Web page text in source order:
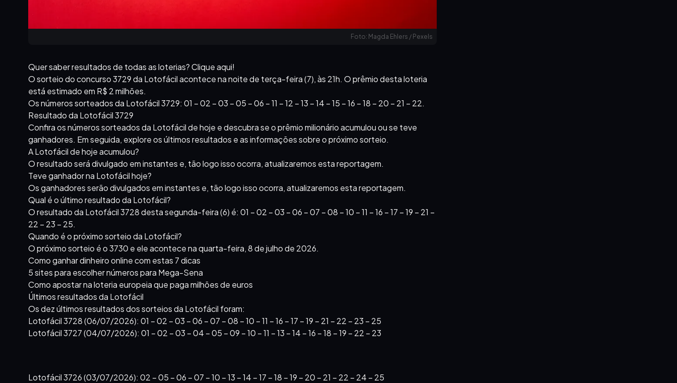
Foto: Magda Ehlers / Pexels
Quer saber resultados de todas as loterias? Clique aqui!
O sorteio do concurso 3729 da Lotofácil acontece na noite de terça-feira (7), às 21h. O prêmio desta loteria
está estimado em R$ 2 milhões.
Os números sorteados da Lotofácil 3729: 01 – 02 – 03 – 05 – 06 – 11 – 12 – 13 – 14 – 15 – 16 – 18 – 20 – 21 – 22.
Resultado da Lotofácil 3729
Confira os números sorteados da Lotofácil de hoje e descubra se o prêmio milionário acumulou ou se teve
ganhadores. Em seguida, explore os últimos resultados e as informações sobre o próximo sorteio.
A Lotofácil de hoje acumulou?
O resultado será divulgado em instantes e, tão logo isso ocorra, atualizaremos esta reportagem.
Teve ganhador na Lotofácil hoje?
Os ganhadores serão divulgados em instantes e, tão logo isso ocorra, atualizaremos esta reportagem.
Qual é o último resultado da Lotofácil?
O resultado da Lotofácil 3728 desta segunda-feira (6) é: 01 – 02 – 03 – 06 – 07 – 08 – 10 – 11 – 16 – 17 – 19 – 21 –
22 – 23 – 25.
Quando é o próximo sorteio da Lotofácil?
O próximo sorteio é o 3730 e ele acontece na quarta-feira, 8 de julho de 2026.
Como ganhar dinheiro online com estas 7 dicas
5 sites para escolher números para Mega-Sena
Como apostar na loteria europeia que paga milhões de euros
Últimos resultados da Lotofácil
Os dez últimos resultados dos sorteios da Lotofácil foram:
Lotofácil 3728 (06/07/2026): 01 – 02 – 03 – 06 – 07 – 08 – 10 – 11 – 16 – 17 – 19 – 21 – 22 – 23 – 25
Lotofácil 3727 (04/07/2026): 01 – 02 – 03 – 04 – 05 – 09 – 10 – 11 – 13 – 14 – 16 – 18 – 19 – 22 – 23
Lotofácil 3726 (03/07/2026): 02 – 05 – 06 – 07 – 10 – 13 – 14 – 17 – 18 – 19 – 20 – 21 – 22 – 24 – 25